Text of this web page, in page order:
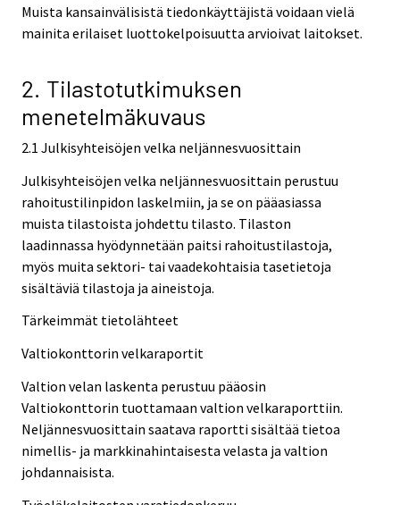
Muista kansainvälisistä tiedonkäyttäjistä voidaan vielä
mainita erilaiset luottokelpoisuutta arvioivat laitokset.
2. Tilastotutkimuksen
menetelmäkuvaus
2.1 Julkisyhteisöjen velka neljännesvuosittain
Julkisyhteisöjen velka neljännesvuosittain perustuu
rahoitustilinpidon laskelmiin, ja se on pääasiassa
muista tilastoista johdettu tilasto. Tilaston
laadinnassa hyödynnetään paitsi rahoitustilastoja,
myös muita sektori- tai vaadekohtaisia tasetietoja
sisältäviä tilastoja ja aineistoja.
Tärkeimmät tietolähteet
Valtiokonttorin velkaraportit
Valtion velan laskenta perustuu pääosin
Valtiokonttorin tuottamaan valtion velkaraporttiin.
Neljännesvuosittain saatava raportti sisältää tietoa
nimellis- ja markkinahintaisesta velasta ja valtion
johdannaisista.